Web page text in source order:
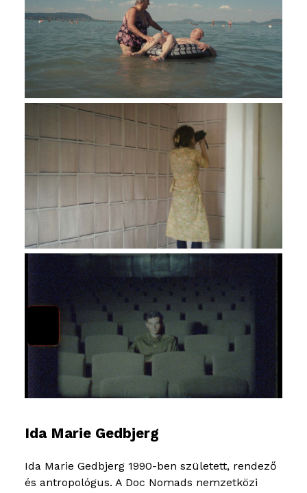
Ida Marie Gedbjerg
Ida Marie Gedbjerg 1990-ben született, rendező
és antropológus. A Doc Nomads nemzetközi